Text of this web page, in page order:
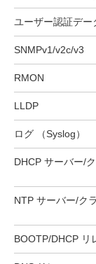
ユーザー認証デー
SNMPv1/v2c/v3
RMON
LLDP
ログ （Syslog）
DHCP サーバー/
NTP サーバー/ク
BOOTP/DHCP リ
○
○
○
○
○
クライアント
○
－